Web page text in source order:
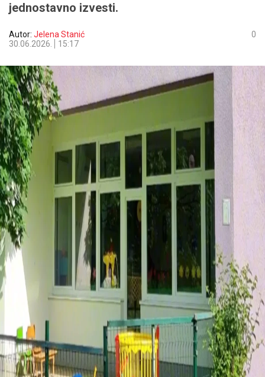
jednostavno izvesti.
Autor: Jelena Stanić
30.06.2026.
15:17
0